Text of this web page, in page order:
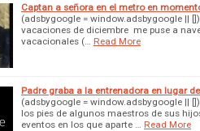
Captan a señora en el metro en
(adsbygoogle = window.adsbygoogle ||
vacaciones de diciembre me puse a
vacacionales (…
Read More
Padre graba a la entrenadora en lugar
(adsbygoogle = window.adsbygoogle ||
los pies de algunos maestros de sus
eventos en los que aparte …
Read More